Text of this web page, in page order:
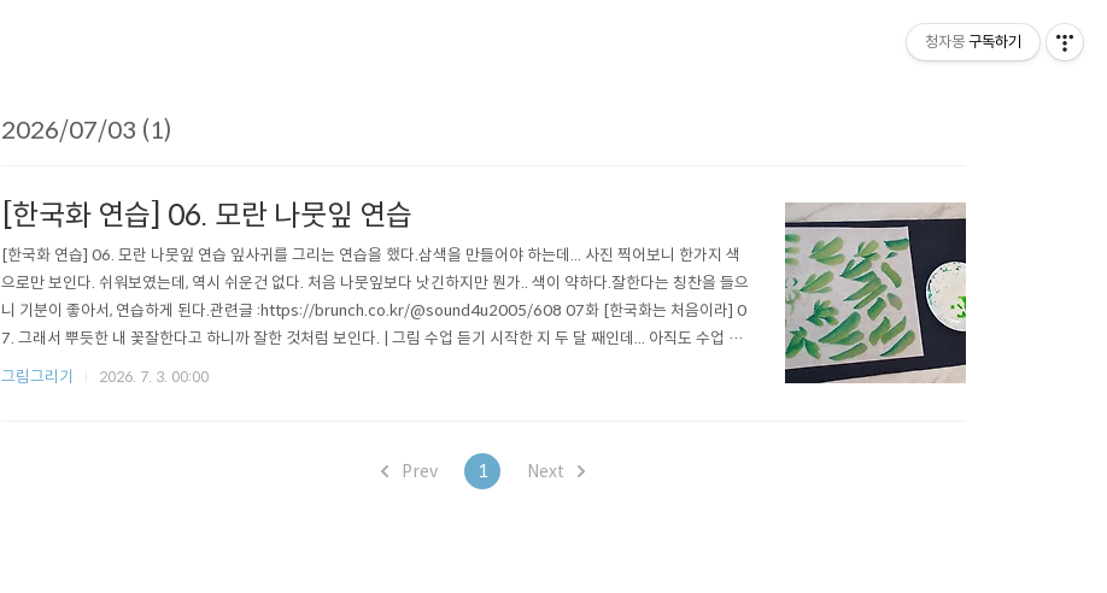
2026/07/03 (1)
[한국화 연습] 06. 모란 나뭇잎 연습
[한국화 연습] 06. 모란 나뭇잎 연습 잎사귀를 그리는 연습을 했다.삼색을 만들어야 하는데... 사진 찍어보니 한가지 색
으로만 보인다. 쉬워보였는데, 역시 쉬운건 없다. 처음 나뭇잎보다 낫긴하지만 뭔가.. 색이 약하다.잘한다는 칭찬을 들으
니 기분이 좋아서, 연습하게 된다.관련글 :https://brunch.co.kr/@sound4u2005/608 07화 [한국화는 처음이라] 0
7. 그래서 뿌듯한 내 꽃잘한다고 하니까 잘한 것처럼 보인다. | 그림 수업 듣기 시작한 지 두 달 째인데... 아직도 수업 가
기 전에 묘하게 두렵다. 잘하고 있을까? 한국화는 과연 나와 맞는가? 아닌데 억지로 하고 있는brunch.co.kr
그림그리기 2026. 7. 3. 00:00
Prev 1 Next
청자몽 구독하기